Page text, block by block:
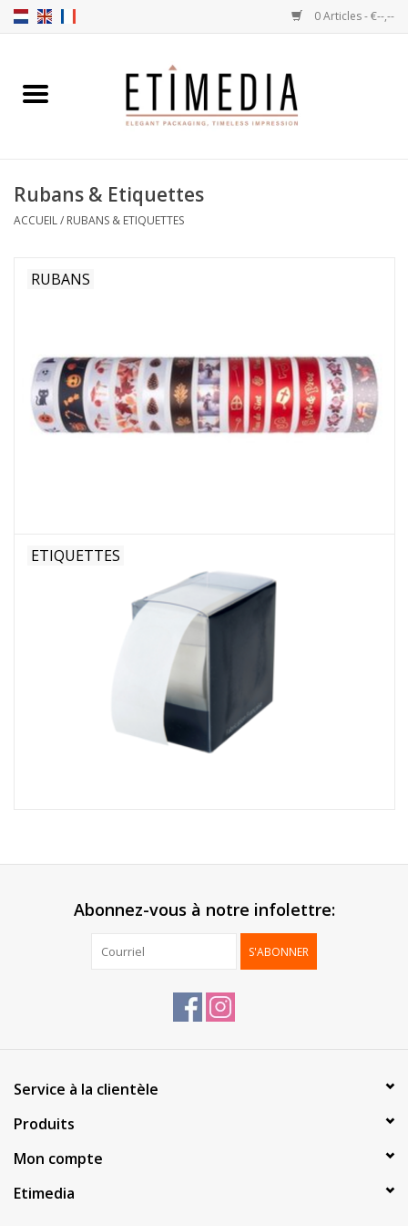
0 Articles - €--,--
Accueil
Transparantes
Boîtes
Nouveautés 2026
Journées showroom
Catalogue: Printemps/Pâques
Rubans & Etiquettes
ACCUEIL/ RUBANS & ETIQUETTES
RUBANS
ETIQUETTES
Abonnez-vous à notre infolettre:
S'ABONNER
Service à la clientèle
Produits
Mon compte
Etimedia